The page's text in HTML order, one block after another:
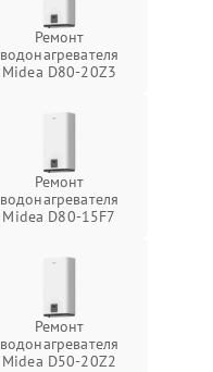
Ремонт
водонагревателя
Midea D80-20Z3
Ремонт
водонагревателя
Midea D80-15F7
Ремонт
водонагревателя
Midea D50-20Z2